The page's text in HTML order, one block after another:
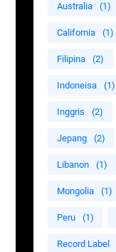
Australia (1)
California (1)
Filipina (2)
Indoneisa (1)
Inggris (2)
Jepang (2)
Libanon (1)
Mongolia (1)
Peru (1)
Record Label